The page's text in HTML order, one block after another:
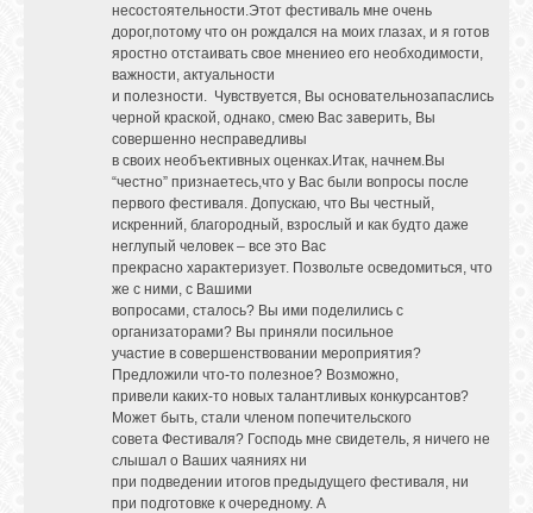
несостоятельности.Этот фестиваль мне очень
дорог,потому что он рождался на моих глазах, и я готов
яростно отстаивать свое мнениео его необходимости,
важности, актуальности
и полезности. Чувствуется, Вы основательнозапаслись
черной краской, однако, смею Вас заверить, Вы
совершенно несправедливы
в своих необъективных оценках.Итак, начнем.Вы
“честно” признаетесь,что у Вас были вопросы после
первого фестиваля. Допускаю, что Вы честный,
искренний, благородный, взрослый и как будто даже
неглупый человек – все это Вас
прекрасно характеризует. Позвольте осведомиться, что
же с ними, с Вашими
вопросами, сталось? Вы ими поделились с
организаторами? Вы приняли посильное
участие в совершенствовании мероприятия?
Предложили что-то полезное? Возможно,
привели каких-то новых талантливых конкурсантов?
Может быть, стали членом попечительского
совета Фестиваля? Господь мне свидетель, я ничего не
слышал о Ваших чаяниях ни
при подведении итогов предыдущего фестиваля, ни
при подготовке к очередному. А